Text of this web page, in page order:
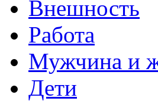
Внешность
Работа
Мужчина и
Дети